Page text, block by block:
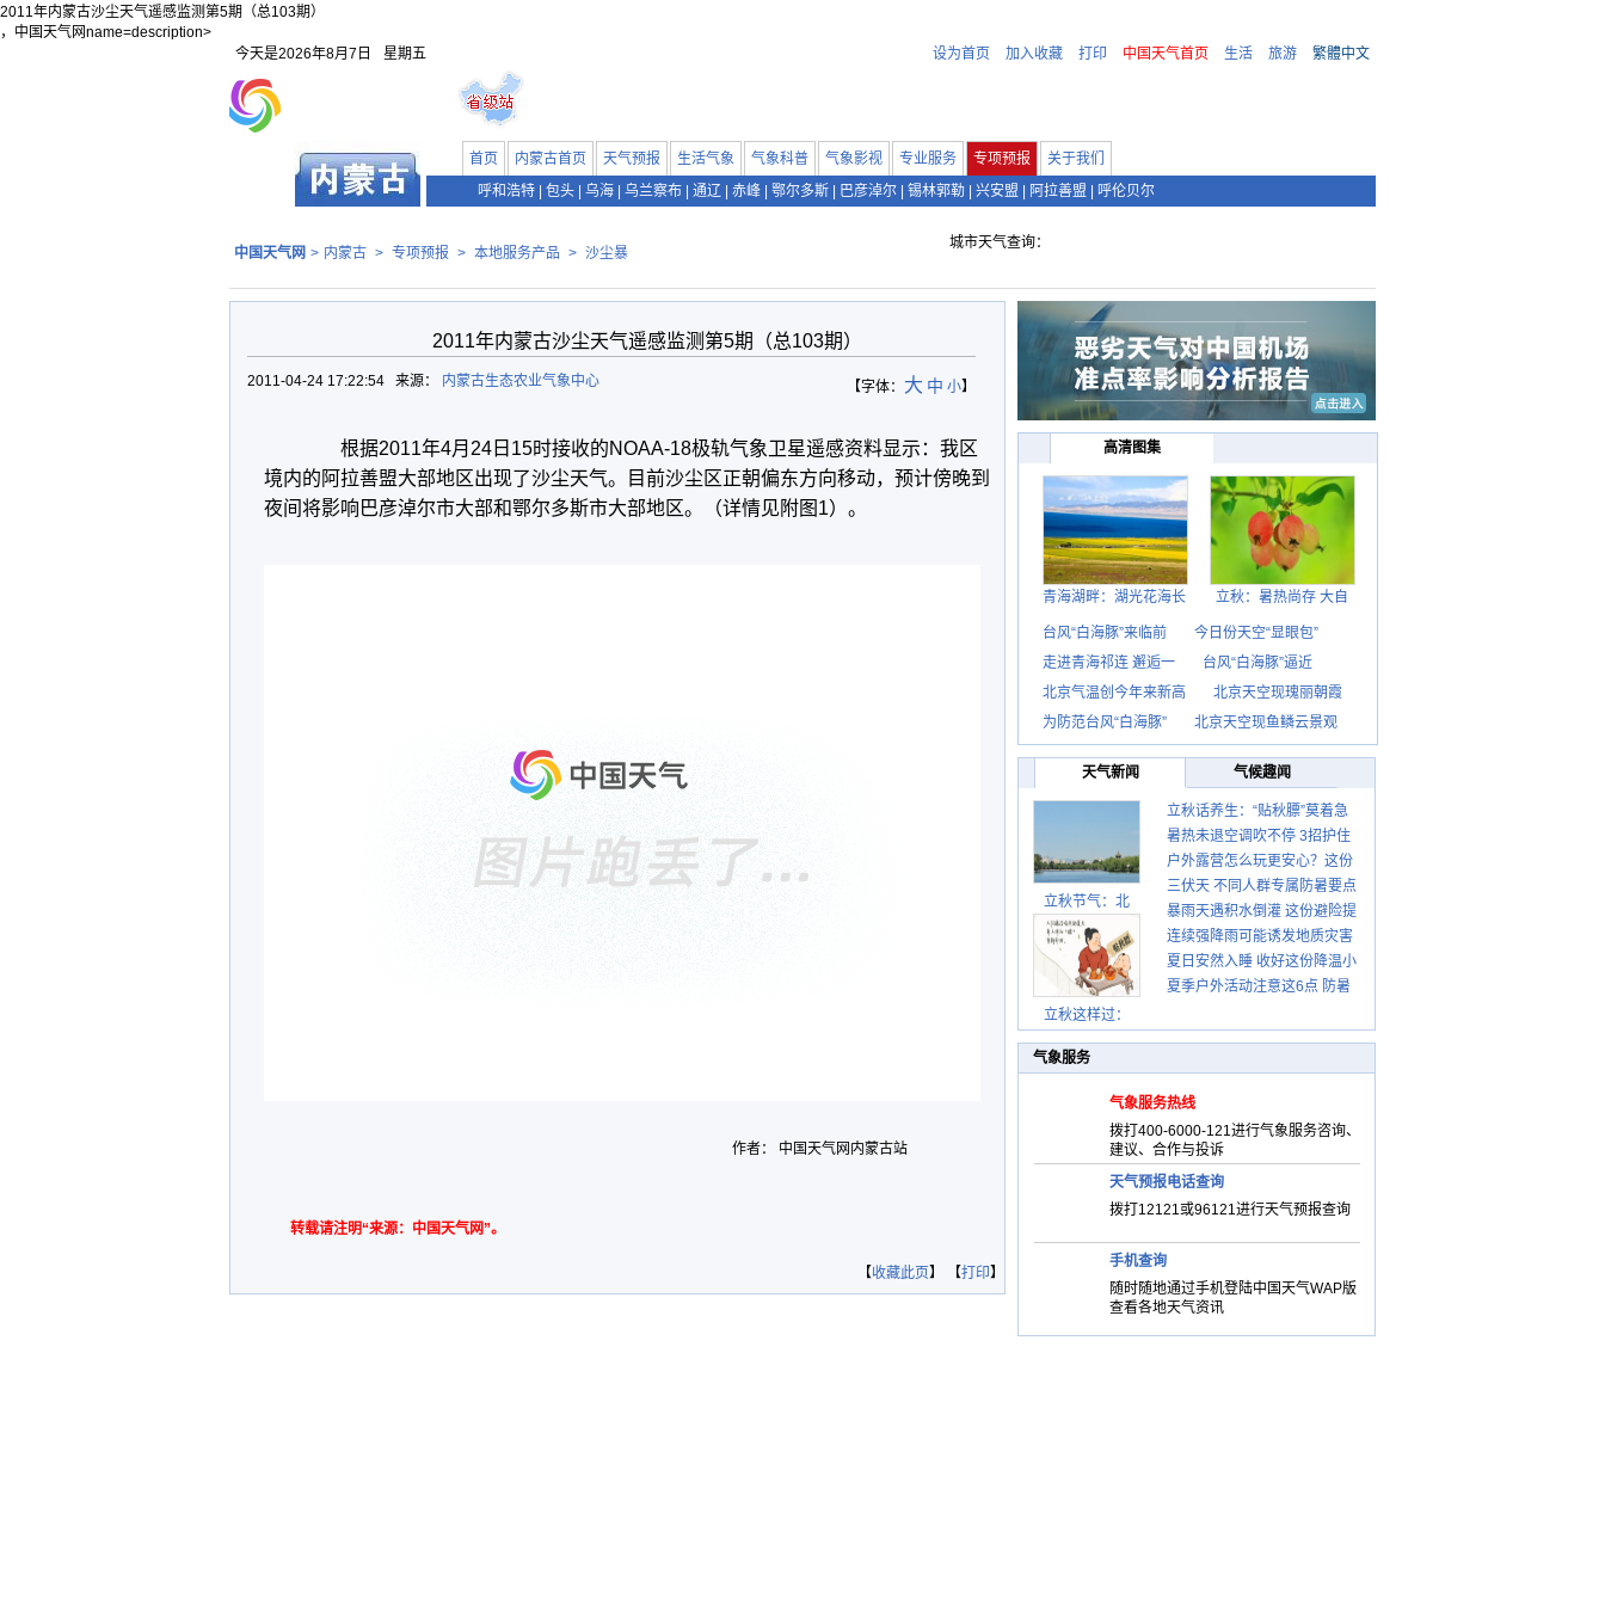
2011年内蒙古沙尘天气遥感监测第5期（总103期）
，中国天气网name=description>
今天是2026年8月7日 星期五 设为首页 加入收藏 打印 中国天气首页 生活 旅游 繁體中文
首页 内蒙古首页 天气预报 生活气象 气象科普 气象影视 专业服务 专项预报
关于我们
呼和浩特
包头 乌海 乌兰察布 通辽 赤峰 鄂尔多斯 巴彦淖尔 锡林郭勒 兴安盟 阿拉善盟 呼伦贝尔
中国天气网 > 内蒙古 > 专项预报 > 本地服务产品 > 沙尘暴
城市天气查询：
2011年内蒙古沙尘天气遥感监测第5期（总103期）
【字体： 大 中 小】
2011-04-24 17:22:54 来源： 内蒙古生态农业气象中心
根据2011年4月24日15时接收的NOAA-18极轨气象卫星遥感资料显示：我区
境内的阿拉善盟大部地区出现了沙尘天气。目前沙尘区正朝偏东方向移动，预计傍晚到
夜间将影响巴彦淖尔市大部和鄂尔多斯市大部地区。（详情见附图1）。
作者： 中国天气网内蒙古站
转载请注明“来源：中国天气网”。
【收藏此页】 【打印】
高清图集
青海湖畔：湖光花海长 立秋：暑热尚存 大自
台风“白海豚”来临前
今日份天空“显眼包”
走进青海祁连 邂逅一
台风“白海豚”逼近
北京气温创今年来新高
北京天空现瑰丽朝霞
为防范台风“白海豚”
北京天空现鱼鳞云景观
天气新闻 气候趣闻
立秋节气：北
立秋这样过：
立秋话养生：“贴秋膘”莫着急
先清暑再防燥
暑热未退空调吹不停 3招护住
肩颈不酸痛
户外露营怎么玩更安心？这份
攻略请收好
三伏天 不同人群专属防暑要点
请收好
暴雨天遇积水倒灌 这份避险提
示请收好
连续强降雨可能诱发地质灾害
这些前兆要知道
夏日安然入睡 收好这份降温小
贴士
夏季户外活动注意这6点 防暑
气象服务
气象服务热线
拨打400-6000-121进行气象服务咨询、
建议、合作与投诉
天气预报电话查询
拨打12121或96121进行天气预报查询
手机查询
随时随地通过手机登陆中国天气WAP版
查看各地天气资讯